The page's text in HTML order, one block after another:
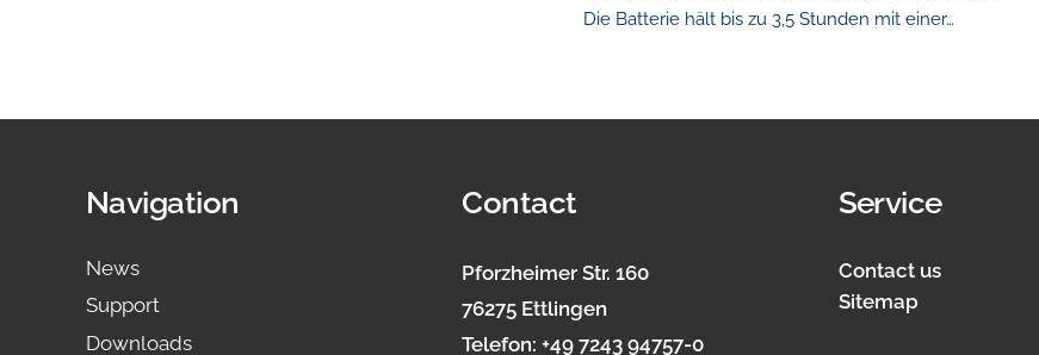
Die Batterie hält bis zu 3,5 Stunden mit einer…
Navigation
News
Support
Downloads
Contact
Pforzheimer Str. 160
76275 Ettlingen
Telefon:+49 7243 94757-0
Service
Contact us
Sitemap